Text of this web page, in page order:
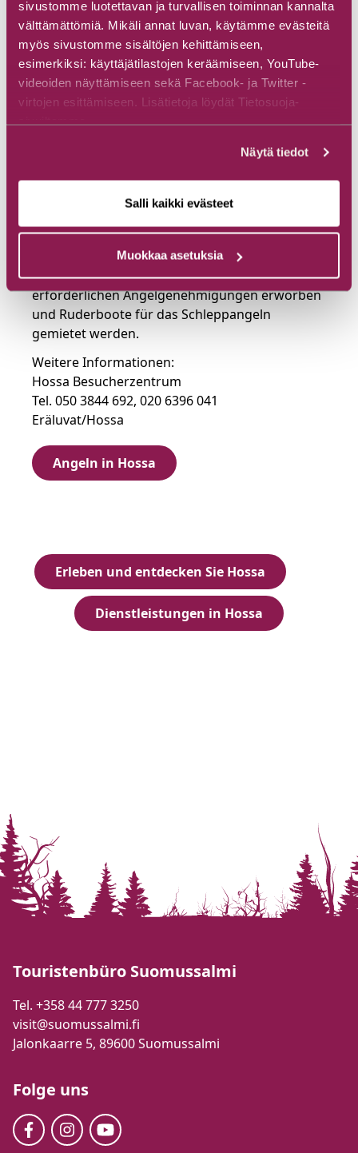
sivustomme luotettavan ja turvallisen toiminnan kannalta
välttämättömiä. Mikäli annat luvan, käytämme evästeitä
myös sivustomme sisältöjen kehittämiseen,
esimerkiksi: käyttäjätilastojen keräämiseen, YouTube-
videoiden näyttämiseen sekä Facebook- ja Twitter -
virtojen esittämiseen. Lisätietoja löydät Tietosuoja-
sivuiltamme.
Näytä tiedot
Salli kaikki evästeet
Muokkaa asetuksia
Ein Paradies für Angler
Die Angelgewässer von Hossa werden sorgfältig
bewirtschaftet. Um den Bestand der
einheimischen Fischarten zu sichern, werden
gezielte Besatzmaßnahmen durchgeführt. In
einigen abgeschlossenen Gewässern werden
im Fluss Hossanjoki werden ebenfalls Forellen
ausgesetzt. Gebiete zum Fliegenfischen,
Eisangeln und Schleppangeln sind leicht
herrlichen Routen kann man Hechte, Barsche,
Renken, Äschen und Forellen angeln. Im
Besucherzentrum von Hossa können die
erforderlichen Angelgenehmigungen erworben
und Ruderboote für das Schleppangeln
gemietet werden.
Weitere Informationen:
Hossa Besucherzentrum
Tel. 050 3844 692, 020 6396 041
Eräluvat/Hossa
Angeln in Hossa
Erleben und entdecken Sie Hossa
Dienstleistungen in Hossa
Touristenbüro Suomussalmi
Tel. +358 44 777 3250
visit@suomussalmi.fi
Jalonkaarre 5, 89600 Suomussalmi
Folge uns